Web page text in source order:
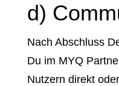
d)
Nach Abschluss
Du im MYQ
Nutzern direkt